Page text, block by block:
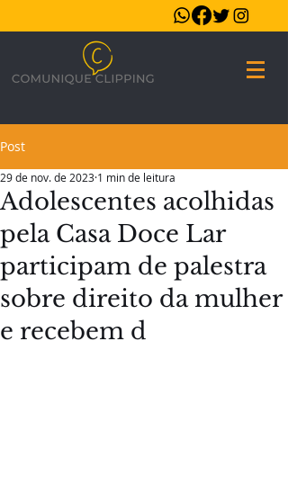
Post
Adolescentes acolhidas
pela Casa Doce Lar
participam de palestra
sobre direito da mulher
e recebem d
29 de nov. de 2023 1 min de leitura